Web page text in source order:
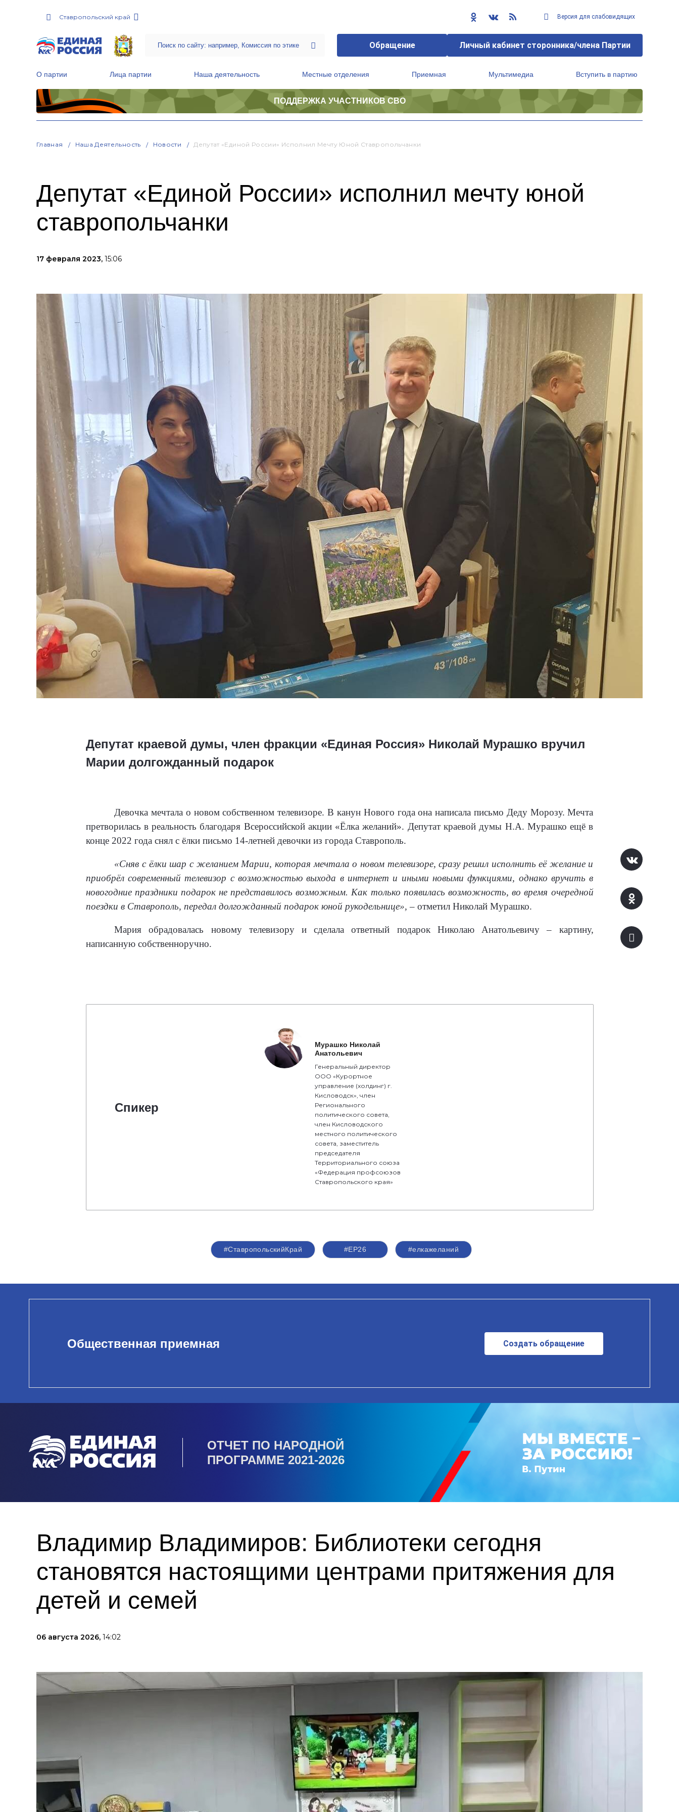
Ставропольский край Версия для слабовидящих
Обращение Личный кабинет сторонника/члена Партии
О партии Лица партии Наша деятельность Местные отделения Приемная Мультимедиа Вступить в партию
ПОДДЕРЖКА УЧАСТНИКОВ СВО
Главная Наша Деятельность Новости Депутат «Единой России» Исполнил Мечту Юной Ставропольчанки
Депутат «Единой России» исполнил мечту юной
ставропольчанки
17 февраля 2023, 15:06
Депутат краевой думы, член фракции «Единая Россия» Николай Мурашко вручил
Марии долгожданный подарок
Девочка мечтала о новом собственном телевизоре. В канун Нового года она написала письмо Деду Морозу. Мечта
претворилась в реальность благодаря Всероссийской акции «Ёлка желаний». Депутат краевой думы Н.А. Мурашко ещё в
конце 2022 года снял с ёлки письмо 14-летней девочки из города Ставрополь.
«Сняв с ёлки шар с желанием Марии, которая мечтала о новом телевизоре, сразу решил исполнить её желание и
приобрёл современный телевизор с возможностью выхода в интернет и иными новыми функциями, однако вручить в
новогодние праздники подарок не представилось возможным. Как только появилась возможность, во время очередной
поездки в Ставрополь, передал долгожданный подарок юной рукодельнице», – отметил Николай Мурашко.
Мария обрадовалась новому телевизору и сделала ответный подарок Николаю Анатольевичу – картину,
написанную собственноручно.
Спикер
Мурашко Николай
Анатольевич
Генеральный директор
ООО «Курортное
управление (холдинг) г.
Кисловодск», член
Регионального
политического совета,
член Кисловодского
местного политического
совета, заместитель
председателя
Территориального союза
«Федерация профсоюзов
Ставропольского края»
#СтавропольскийКрай #ЕР26 #елкажеланий
Общественная приемная Создать обращение
ОТЧЕТ ПО НАРОДНОЙ
ПРОГРАММЕ 2021-2026
Владимир Владимиров: Библиотеки сегодня
становятся настоящими центрами притяжения для
детей и семей
06 августа 2026, 14:02